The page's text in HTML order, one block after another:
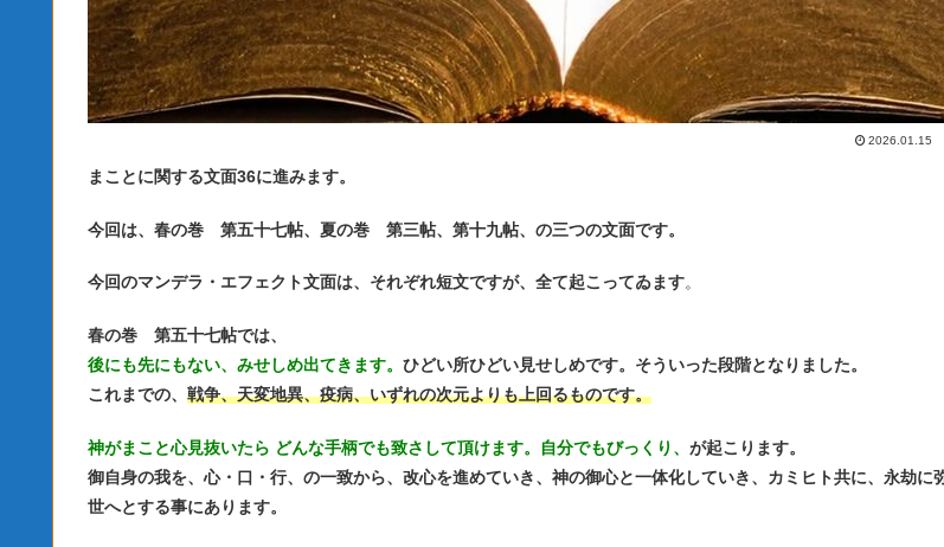
2026.01.15
まことに関する文面36に進みます。
今回は、春の巻 第五十七帖、夏の巻 第三帖、第十九帖、の三つの文面です。
今回のマンデラ・エフェクト文面は、それぞれ短文ですが、全て起こってゐます。
春の巻 第五十七帖では、
後にも先にもない、みせしめ出てきます。 ひどい所ひどい見せしめです。そういった段階となりました。
これまでの、 戦争、天変地異、疫病、いずれの次元よりも上回るものです。
神がまこと心見抜いたら どんな手柄でも致さして頂けます。自分でもびっくり、 が起こります。
御自身の我を、心・口・行、の一致から、改心を進めていき、神の御心と一体化していき、カミヒト共に、永劫に
世へとする事にあります。